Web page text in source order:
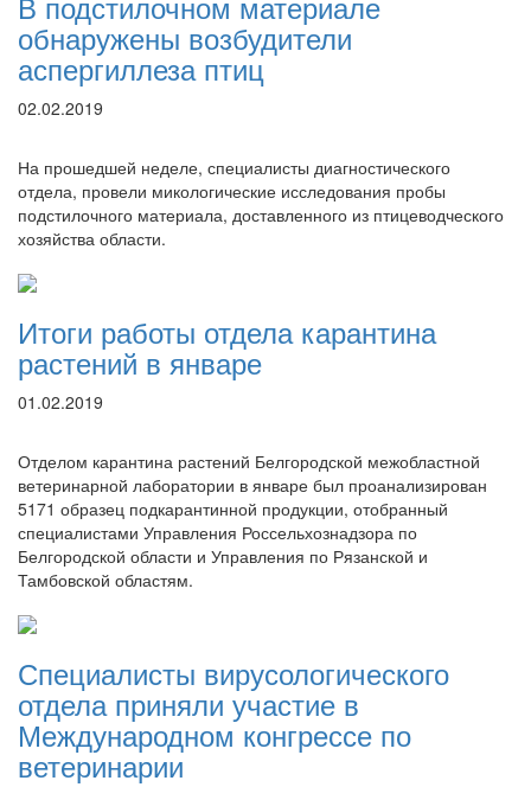
обнаружены возбудители
аспергиллеза птиц
02.02.2019
На прошедшей неделе, специалисты диагностического
отдела, провели микологические исследования пробы
подстилочного материала, доставленного из птицеводческого
хозяйства области.
Итоги работы отдела карантина
растений в январе
01.02.2019
Отделом карантина растений Белгородской межобластной
ветеринарной лаборатории в январе был проанализирован
5171 образец подкарантинной продукции, отобранный
специалистами Управления Россельхознадзора по
Белгородской области и Управления по Рязанской и
Тамбовской областям.
Специалисты вирусологического
отдела приняли участие в
Международном конгрессе по
ветеринарии